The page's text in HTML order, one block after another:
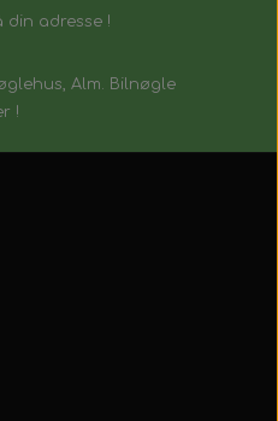
din adresse !
Alm. Bilnøgle
!